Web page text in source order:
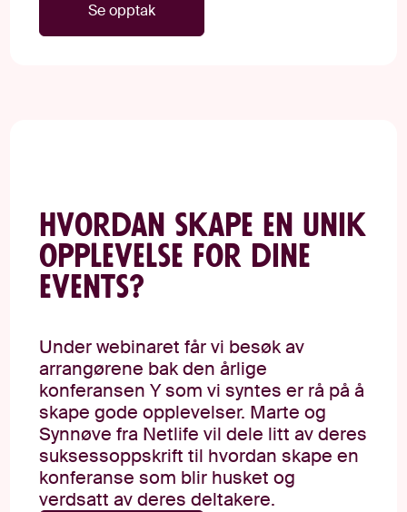
Se opptak
Hvordan skape en unik
opplevelse for dine
events?
Under webinaret får vi besøk av
arrangørene bak den årlige
konferansen Y som vi syntes er rå på å
skape gode opplevelser. Marte og
Synnøve fra Netlife vil dele litt av deres
suksessoppskrift til hvordan skape en
konferanse som blir husket og
verdsatt av deres deltakere.